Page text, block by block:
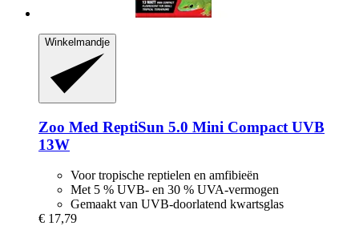
Winkelmandje
Zoo Med ReptiSun 5.0 Mini Compact UVB
13W
Voor tropische reptielen en amfibieën
Met 5 % UVB- en 30 % UVA-vermogen
Gemaakt van UVB-doorlatend kwartsglas
€ 17,79